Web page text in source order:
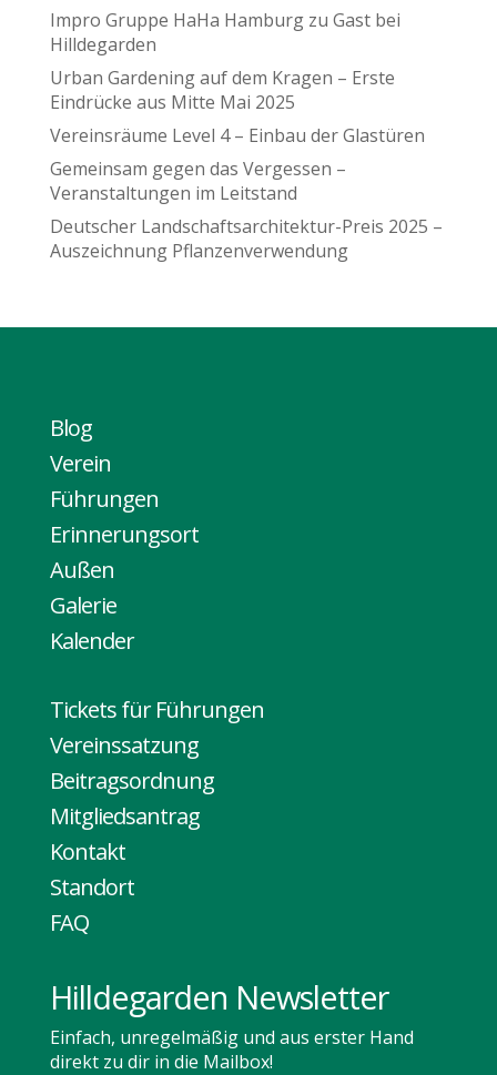
Impro Gruppe HaHa Hamburg zu Gast bei
Hilldegarden
Urban Gardening auf dem Kragen – Erste
Eindrücke aus Mitte Mai 2025
Vereinsräume Level 4 – Einbau der Glastüren
Gemeinsam gegen das Vergessen –
Veranstaltungen im Leitstand
Deutscher Landschaftsarchitektur-Preis 2025 –
Auszeichnung Pflanzenverwendung
Blog
Verein
Führungen
Erinnerungsort
Außen
Galerie
Kalender
Tickets für Führungen
Vereinssatzung
Beitragsordnung
Mitgliedsantrag
Kontakt
Standort
FAQ
Hilldegarden Newsletter
Einfach, unregelmäßig und aus erster Hand
direkt zu dir in die Mailbox!